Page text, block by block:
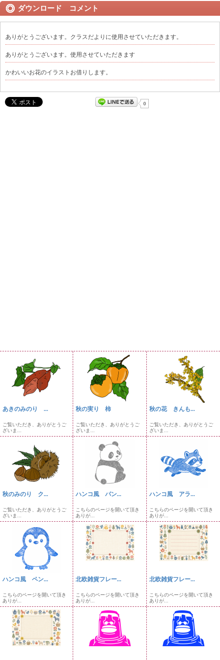
ダウンロード コメント
ありがとうございます。クラスだよりに使用させていただきます。
ありがとうございます。使用させていただきます
かわいいお花のイラストお借りします。
0
あきのみのり ...
ご覧いただき、ありがとうご
ざいま...
秋の実り 柿
ご覧いただき、ありがとうご
ざいま...
秋の花 きんも...
ご覧いただき、ありがとうご
ざいま...
秋のみのり ク...
ご覧いただき、ありがとうご
ざいま...
ハンコ風 パン...
こちらのページを開いて頂き
ありが...
ハンコ風 アラ...
こちらのページを開いて頂き
ありが...
ハンコ風 ペン...
こちらのページを開いて頂き
ありが...
北欧雑貨フレー...
こちらのページを開いて頂き
ありが...
北欧雑貨フレー...
こちらのページを開いて頂き
ありが...